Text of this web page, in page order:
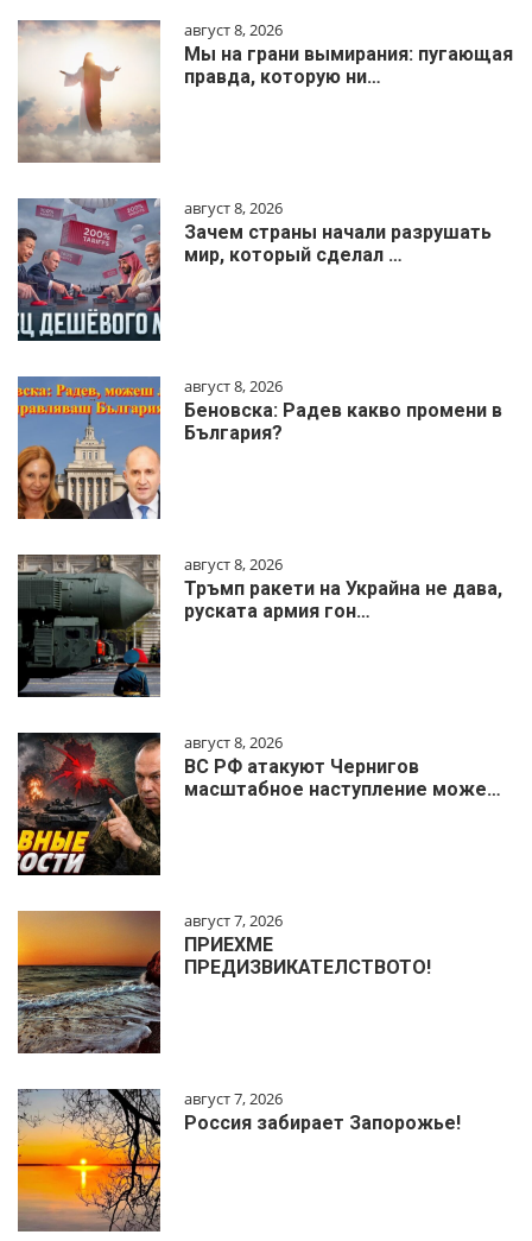
август 8, 2026
Мы на грани вымирания: пугающая
правда, которую ни…
август 8, 2026
Зачем страны начали разрушать
мир, который сделал …
август 8, 2026
Беновска: Радев какво промени в
България?
август 8, 2026
Тръмп ракети на Украйна не дава,
руската армия гон…
август 8, 2026
ВС РФ атакуют Чернигов
масштабное наступление може…
август 7, 2026
ПРИЕХМЕ
ПРЕДИЗВИКАТЕЛСТВОТО!
август 7, 2026
Россия забирает Запорожье!